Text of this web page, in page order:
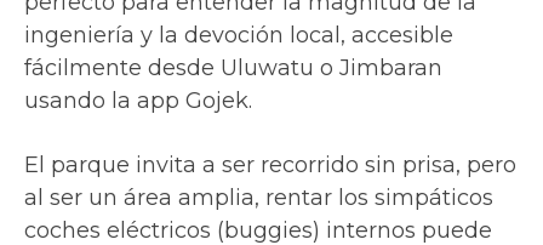
ingeniería y la devoción local, accesible
fácilmente desde Uluwatu o Jimbaran
usando la app Gojek.
El parque invita a ser recorrido sin prisa, pero
al ser un área amplia, rentar los simpáticos
coches eléctricos (buggies) internos puede